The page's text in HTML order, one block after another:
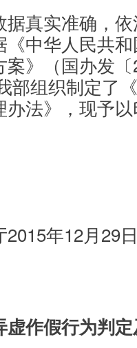
真实准确，依
中华人民共
案》（国办发
部组织制定了
法》，现予
年12月29
虚作假行为判